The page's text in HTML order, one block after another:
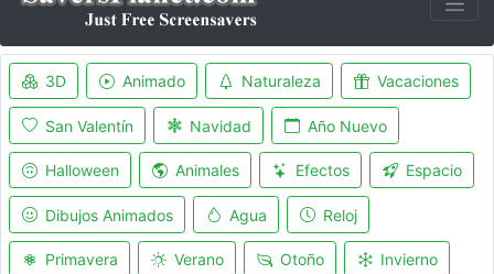
3D Animado Naturaleza Vacaciones
San Valentín Navidad Año Nuevo
Halloween Animales Efectos Espacio
Dibujos Animados Agua Reloj
Primavera Verano Otoño Invierno